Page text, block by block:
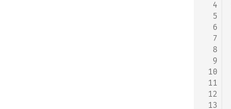
  4
  5
  6
  7
  8
  9
10
11
12
13